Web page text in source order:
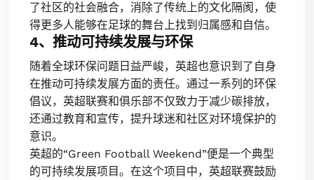
了社区的社会融合，消除了传统上的文化隔阂，使
得更多人能够在足球的舞台上找到归属感和自信。
4、推动可持续发展与环保
随着全球环保问题日益严峻，英超也意识到了自身
在推动可持续发展方面的责任。通过一系列的环保
倡议，英超联赛和俱乐部不仅致力于减少碳排放，
还通过教育和宣传，提升球迷和社区对环境保护的
意识。
英超的“Green Football Weekend”便是一个典型
的可持续发展项目。在这个项目中，英超联赛鼓励